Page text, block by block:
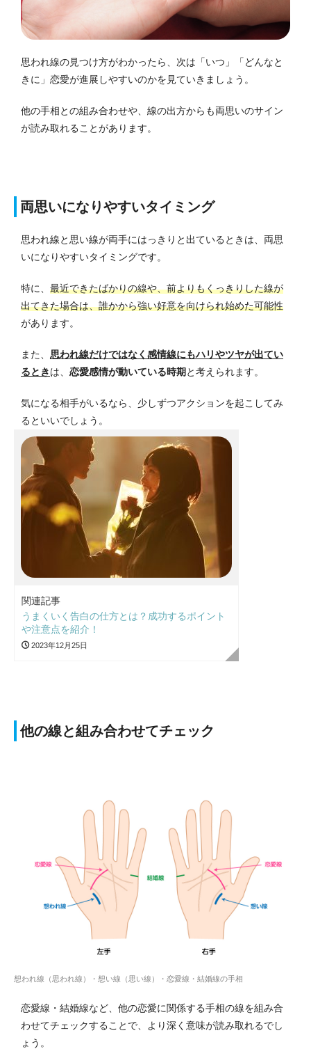
思われ線の見つけ方がわかったら、次は「いつ」「どんなと
きに」恋愛が進展しやすいのかを見ていきましょう。
他の手相との組み合わせや、線の出方からも両思いのサイン
が読み取れることがあります。
両思いになりやすいタイミング
思われ線と思い線が両手にはっきりと出ているときは、両思
いになりやすいタイミングです。
特に、 最近できたばかりの線や、前よりもくっきりした線が
出てきた場合は、誰かから強い好意を向けられ始めた可能性
があります。
また、 思われ線だけではなく感情線にもハリやツヤが出てい
るときは、 恋愛感情が動いている時期 と考えられます。
気になる相手がいるなら、少しずつアクションを起こしてみ
るといいでしょう。
関連記事
うまくいく告白の仕方とは？成功するポイント
や注意点を紹介！
2023年12月25日
他の線と組み合わせてチェック
想われ線（思われ線）・想い線（思い線）・恋愛線・結婚線の手相
恋愛線・結婚線など、他の恋愛に関係する手相の線を組み合
わせてチェックすることで、より深く意味が読み取れるでし
ょう。